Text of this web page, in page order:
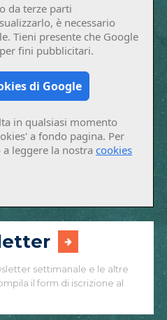
da terze parti
è necessario
Tieni presente che Google
fini pubblicitari.
di Google
in qualsiasi momento
a fondo pagina. Per
leggere la nostracookies
settimanale e le altre
il form di iscrizione al